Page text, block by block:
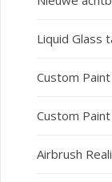
Liquid Glass
Custom
Custom
Airbrush